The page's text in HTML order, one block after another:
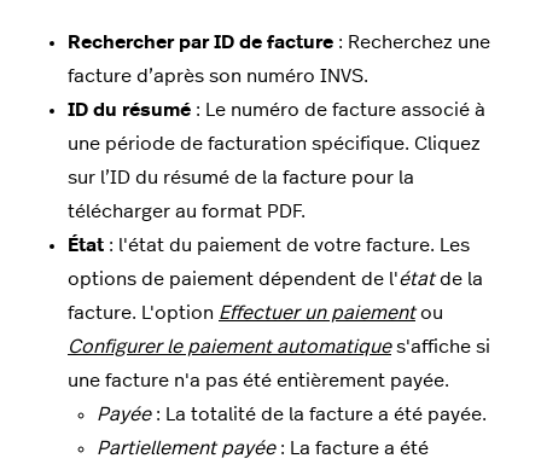
Rechercher par ID de facture : Recherchez une
facture d’après son numéro INVS.
ID du résumé : Le numéro de facture associé à
une période de facturation spécifique. Cliquez
sur l’ID du résumé de la facture pour la
télécharger au format PDF.
État : l'état du paiement de votre facture. Les
options de paiement dépendent de l'étatde la
facture. L'option Effectuer un paiementou
Configurer le paiement automatiques'affiche si
une facture n'a pas été entièrement payée.
Payée: La totalité de la facture a été payée.
Partiellement payée: La facture a été